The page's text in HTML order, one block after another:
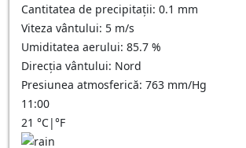
Cantitatea de precipitații: 0.1 mm
Viteza vântului: 5 m/s
Umiditatea aerului: 85.7 %
Direcția vântului: Nord
Presiunea atmosferică: 763 mm/Hg
11:00
21 °C|°F